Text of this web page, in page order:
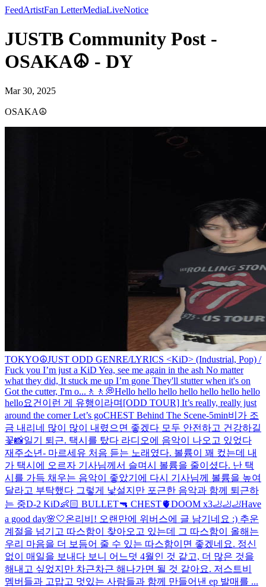
FeedArtistFan LetterMediaLiveNotice
JUSTB Community Post -
OSAKA☮️ - DY
Mar 30, 2025
OSAKA☮️
TOKYO☮️JUST ODD GENRE/LYRICS <KiD> (Industrial, Pop) /
Fuck you I’m just a KiD Yea, see me again in the ash No matter
what they did, It stuck me up I’m gone They'll stutter when it's on
Got the cutter, I'm o... 🚶🚶💭Hello hello hello hello hello hello hello
hello요건 이런 게 유행이라며 [ODD TOUR] It’s really, really just
around the corner Let’s goCHEST Behind The Scene-5min비가 조
금 내리네 많이 많이 내렸으면 좋겠다 모두 안전하고 건강하길
꽃📸일기 퇴근. 택시를 탔다 라디오에 음악이 나오고 있었다
재주소년- 마르세유 처음 듣는 노래였다. 볼륨이 꽤 컸는데 내
가 택시에 오르자 기사님께서 슬며시 볼륨을 줄이셨다. 난 택
시를 가득 채우는 음악이 좋았기에 다시 기사님께 볼륨을 높여
달라고 부탁했다 그렇게 낯설지만 포근한 음악과 함께 퇴근하
는 중D-2 KiD👶🏻 BULLET🔫 CHEST🫀DOOM x3🦶🦶🦶Have
a good day🌸🤍온리비! 오랜만에 위버스에 글 남기네요 :) 추운
계절을 넘기고 따스함이 찾아오고 있는데 그 따스함이 올해는
우리 마음을 더 보듬어 줄 수 있는 따스함이면 좋겠네요. 정신
없이 매일을 보내다 보니 어느덧 4월인 것 같고, 더 많은 것을
해내고 싶었지만 차근차근 해나가면 될 것 같아요. 저스트비
멤버들과 고맙고 멋있는 사람들과 함께 만들어낸 ep 발매를 ...